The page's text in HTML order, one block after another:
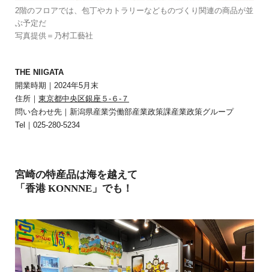
2階のフロアでは、包丁やカトラリーなどものづくり関連の商品が並
ぶ予定だ
写真提供＝乃村工藝社
THE NIIGATA
開業時期｜2024年5月末
住所｜ 東京都中央区銀座５-６-７
問い合わせ先｜新潟県産業労働部産業政策課産業政策グループ
Tel｜025-280-5234
宮崎の特産品は海を越えて
「香港 KONNNE」でも！